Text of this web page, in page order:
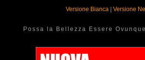
Versione Bianca
Versione
Possa la Bellezza Essere